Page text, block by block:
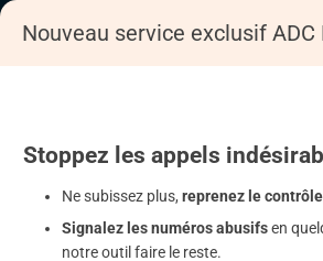
Nouveau service exclusif ADC
Stoppez les appels
Ne subissez plus, reprenez le contrôle
Signalez les numéros abusifsen
notre outil faire le reste.